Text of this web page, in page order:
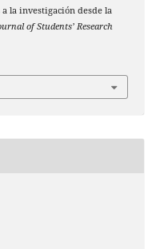
a la investigación desde la
of Students’ Research